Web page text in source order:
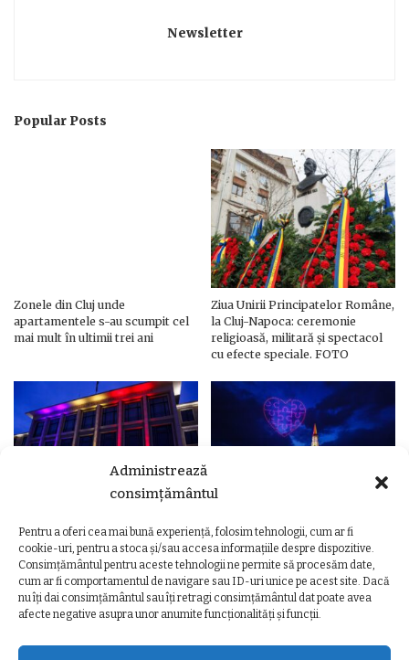
Administrează
consimțământul
Pentru a oferi cea mai bună experiență, folosim tehnologii, cum ar fi
cookie-uri, pentru a stoca și/sau accesa informațiile despre dispozitive.
Consimțământul pentru aceste tehnologii ne permite să procesăm date,
cum ar fi comportamentul de navigare sau ID-uri unice pe acest site. Dacă
nu îți dai consimțământul sau îți retragi consimțământul dat poate avea
afecte negative asupra unor anumite funcționalități și funcții.
Newsletter
Popular Posts
Zonele din Cluj unde
apartamentele s-au scumpit cel
mai mult în ultimii trei ani
Ziua Unirii Principatelor Române,
la Cluj-Napoca: ceremonie
religioasă, militară și spectacol
cu efecte speciale. FOTO
Ziua Unirii Principatelor Române
– Clădiri și poduri din Cluj,
iluminate în culorile drapelului
Ziua Unirii la Cluj-Napoca.
Programul complet al
evenimentelor